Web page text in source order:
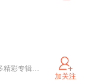
喜欢听故事的朋友，加入XIMI团，畅听更多精彩专辑，每晚六点准时更新！
加关注